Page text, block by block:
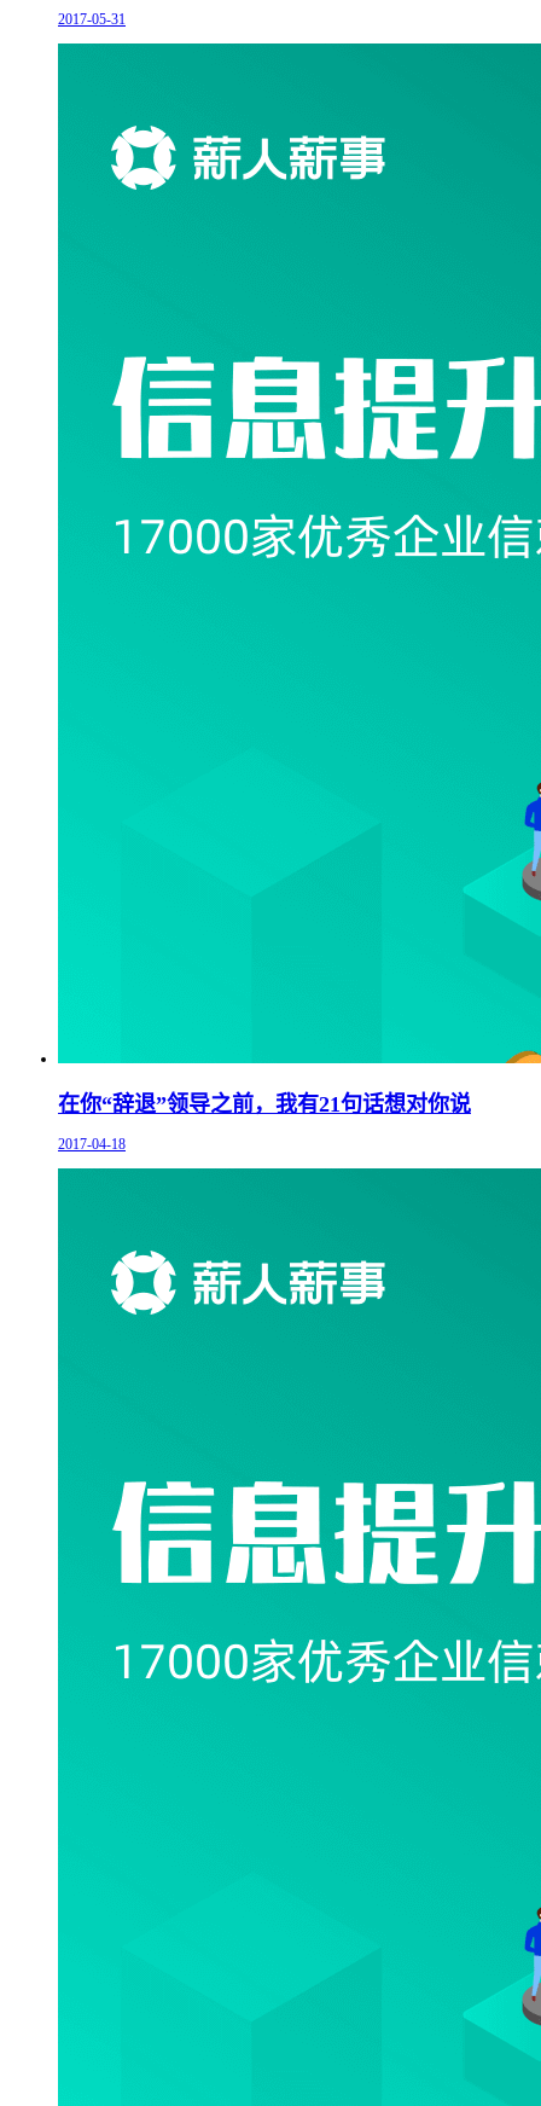
2017-05-31
在你“辞退”领导之前，我有21句话想对你说
2017-04-18